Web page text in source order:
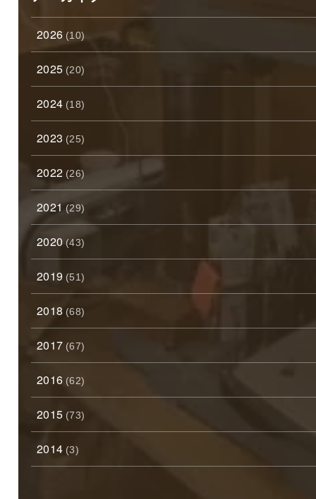
2026 (10)
2025 (20)
2024 (18)
2023 (25)
2022 (26)
2021 (29)
2020 (43)
2019 (51)
2018 (68)
2017 (67)
2016 (62)
2015 (73)
2014 (3)